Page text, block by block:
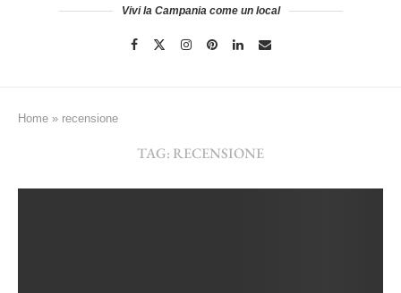
Vivi la Campania come un local
Home » recensione
TAG: RECENSIONE